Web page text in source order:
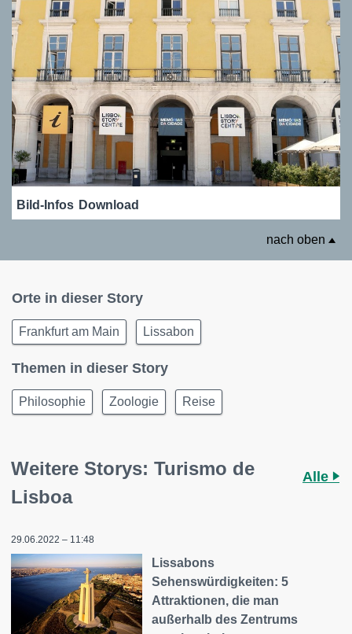
Bild-Infos Download
nach oben
Orte in dieser Story
Frankfurt am Main Lissabon
Themen in dieser Story
Philosophie Zoologie Reise
Weitere Storys: Turismo de
Lisboa
Alle
29.06.2022 – 11:48
Lissabons
Sehenswürdigkeiten: 5
Attraktionen, die man
außerhalb des Zentrums